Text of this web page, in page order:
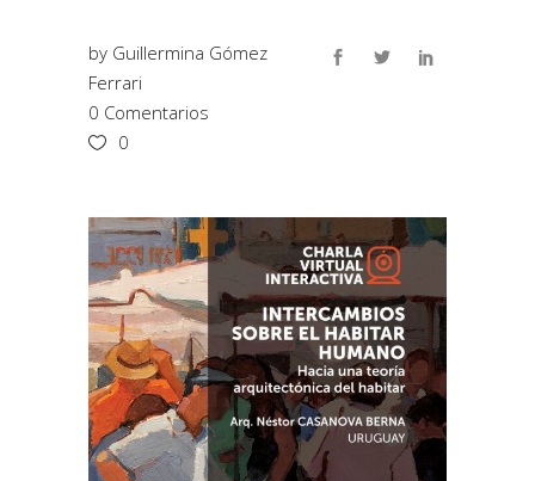
by Guillermina Gómez
Ferrari
0 Comentarios
0